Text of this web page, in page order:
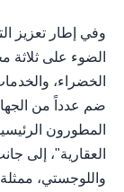
وفي إطار تعزيز
الضوء على ثلاثة
الخضراء،
ضم عدداً من
المطورون
العقارية"، إلى
واللوجستي،